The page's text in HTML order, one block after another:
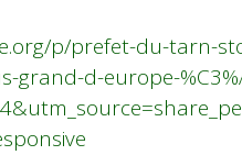
p/prefet-du-tarn-
grand-d-europe-